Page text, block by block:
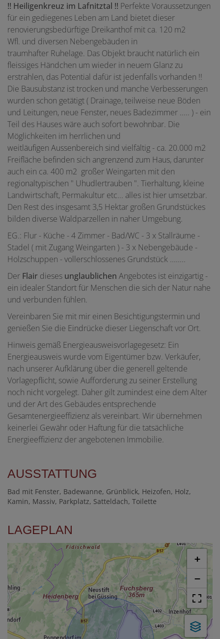
!! Heiligenkreuz im Lafnitztal !! Perfekte Voraussetzungen
für ein gediegenes Leben am Land bietet dieser
renovierungsbedürftige Dreikanthof mit ca. 120 m2
Wfl. und diversen Nebengebäuden in
traumhafter Ruhelage. Das Objekt braucht natürlich ein
fleissiges Händchen um wieder in neuem Glanz zu
erstrahlen, das Potential dafür ist jedenfalls vorhanden !!
Die Bausubstanz ist trocken und manche Verbesserungen
wurden schon getätigt ( Drainage, teilweise neue Böden
und Leitungen, neue Fenster, neues Badezimmer ..... ) - ein
Teil des Hauses wäre auch sofort bewohnbar. Die
Möglichkeiten im herrlichen und
weitläufigen Aussenbereich sind vielfältig - ca. 20.000 m2
Freifläche befinden sich angrenzend zum Haus, darunter
auch ein ca. 400 m2 großer Weingarten mit den
regionaltypischen " Uhudlertrauben ". Tierhaltung, kleine
Landwirtschaft, Permakultur etc... alles ist hier umsetzbar.
Den Rest des insgesamt 3,5 Hektar großen Grundstückes
bilden diverse Waldparzellen in naher Umgebung.
EG.: Flur - Küche - 4 Zimmer - Bad/WC - 3 x Stallräume -
Stadel ( mit Zugang Weingarten ) - 3 x Nebengebäude -
Holzschuppen - vollerschlossenes Grundstück ........
Der Flair dieses unglaublichen Angebotes ist einzigartig -
ein idealer Standort für Menschen die sich der Natur nahe
und verbunden fühlen.
Vereinbaren Sie mit mir einen Besichtigungstermin und
genießen Sie die Eindrücke dieser Liegenschaft vor Ort.
Hinweis gemäß Energieausweisvorlagegesetz: Ein
Energieausweis wurde vom Eigentümer bzw. Verkäufer,
nach unserer Aufklärung über die generell geltende
Vorlagepflicht, sowie Aufforderung zu seiner Erstellung
noch nicht vorgelegt. Daher gilt zumindest eine dem Alter
und der Art des Gebäudes entsprechende
Gesamtenergieeffizienz als vereinbart. Wir übernehmen
keinerlei Gewähr oder Haftung für die tatsächliche
Energieeffizienz der angebotenen Immobilie.
AUSSTATTUNG
Bad mit Fenster Badewanne Grünblick Heizofen Holz
Kamin Massiv Parkplatz Satteldach Toilette
LAGEPLAN
+
−